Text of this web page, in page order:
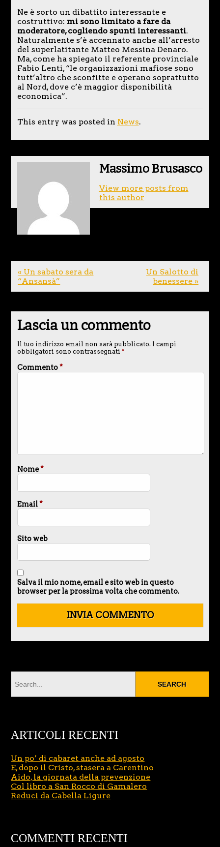
Ne è sorto un dibattito interessante e
costruttivo: mi sono limitato a fare da
moderatore, cogliendo spunti interessanti.
Naturalmente s’è accennato anche all’arresto
del superlatitante Matteo Messina Denaro.
Ma, come ha spiegato il referente provinciale
Fabio Lenti, “le organizzazioni mafiose sono
tutt’altro che sconfitte e operano soprattutto
al Nord, dove c’è maggior disponibilità
economica”.
This entry was posted in News.
Massimo Brusasco
View more posts from
this author
« Un sabato sera da
“Ansansà”
Un Salotto di
benessere »
Lascia un commento
Il tuo indirizzo email non sarà pubblicato. I campi
obbligatori sono contrassegnati *
Commento*
Nome*
Email*
Sito web
Salva il mio nome, email e sito web in questo
browser per la prossima volta che commento.
ARTICOLI RECENTI
Un po’ di cabaret anche ad agosto
E, dopo il Cristo, stasera a Carentino
Aido, la giornata della prevenzione
Col libro a San Rocco di Gamalero
Reduci da Cabella Ligure
COMMENTI RECENTI